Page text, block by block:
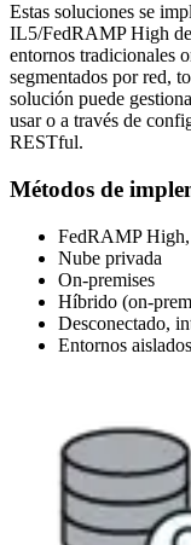
Estas soluciones se
IL5/FedRAMP High
entornos tradicionales
segmentados por red,
solución puede
usar o a través de
RESTful.
Métodos de
FedRAMP
Nube privada
On-premises
Híbrido (on-
Desconectado,
Entornos